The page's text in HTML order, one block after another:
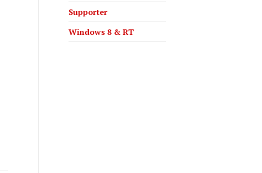
Supporter
Windows 8 & RT